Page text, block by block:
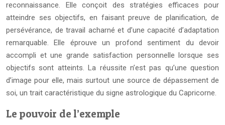
reconnaissance. Elle conçoit des stratégies efficaces pour
atteindre ses objectifs, en faisant preuve de planification, de
persévérance, de travail acharné et d’une capacité d’adaptation
remarquable. Elle éprouve un profond sentiment du devoir
accompli et une grande satisfaction personnelle lorsque ses
objectifs sont atteints. La réussite n’est pas qu’une question
d’image pour elle, mais surtout une source de dépassement de
soi, un trait caractéristique du signe astrologique du Capricorne.
Le pouvoir de l’exemple